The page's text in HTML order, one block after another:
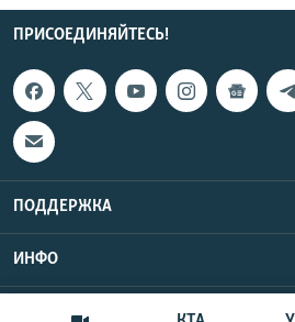
ПРИСОЕДИНЯЙТЕСЬ!
ПОДДЕРЖКА
ИНФО
Copyright Крым.Реалии,
UTC+3